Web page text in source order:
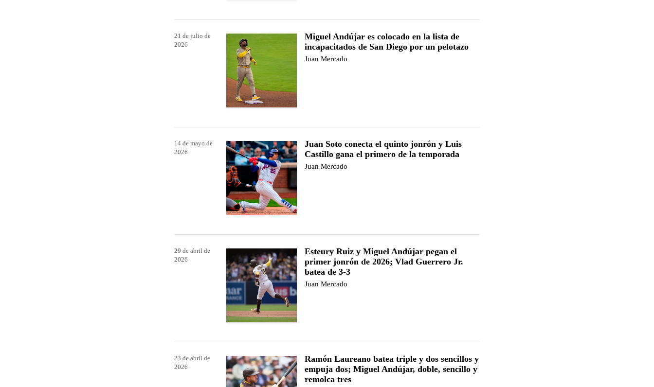
21 de julio de
2026
Miguel Andújar es colocado en la lista de
incapacitados de San Diego por un pelotazo
Juan Mercado
14 de mayo de
2026
Juan Soto conecta el quinto jonrón y Luis
Castillo gana el primero de la temporada
Juan Mercado
29 de abril de
2026
Esteury Ruiz y Miguel Andújar pegan el
primer jonrón de 2026; Vlad Guerrero Jr.
batea de 3-3
Juan Mercado
23 de abril de
2026
Ramón Laureano batea triple y dos sencillos y
empuja dos; Miguel Andújar, doble, sencillo y
remolca tres